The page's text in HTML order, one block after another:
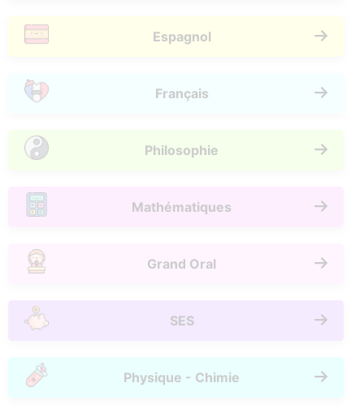
Espagnol
Français
Philosophie
Mathématiques
Grand Oral
SES
Physique - Chimie